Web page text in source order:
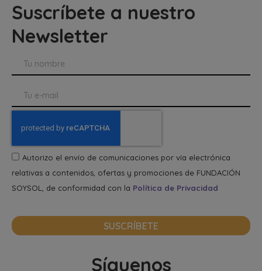
Suscríbete a nuestro
Newsletter
Autorizo el envío de comunicaciones por vía electrónica
relativas a contenidos, ofertas y promociones de FUNDACIÓN
SOYSOL, de conformidad con la Política de Privacidad
SUSCRÍBETE
Síguenos